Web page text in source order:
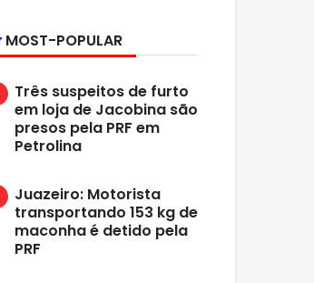
MOST-POPULAR
Três suspeitos de furto
em loja de Jacobina são
presos pela PRF em
Petrolina
Juazeiro: Motorista
transportando 153 kg de
maconha é detido pela
PRF